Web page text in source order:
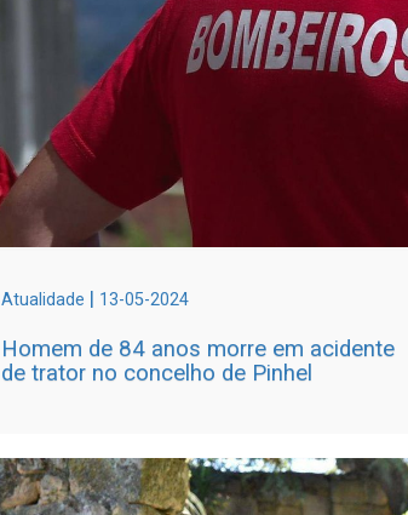
Atualidade | 13-05-2024
Homem de 84 anos morre em acidente
de trator no concelho de Pinhel